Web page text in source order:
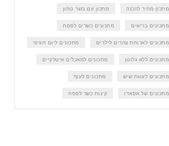
מתכון מהיר להכנה מתכון עם בשר טחון
מתכונים בריאים מתכונים כשרים לפסח
מתכונים לארוחת צהרים לילדים מתכונים ליום חורפי
מתכונים ללא גלוטן מתכונים למאכלים איטלקיים
מתכונים לעוגת שיש מתכונים לעוף
מתכונים של אסאדו קינוח כשר לפסח